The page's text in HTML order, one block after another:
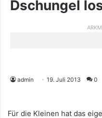
Dschungel
admin 19. Juli 2013 0
Für die Kleinen hat das